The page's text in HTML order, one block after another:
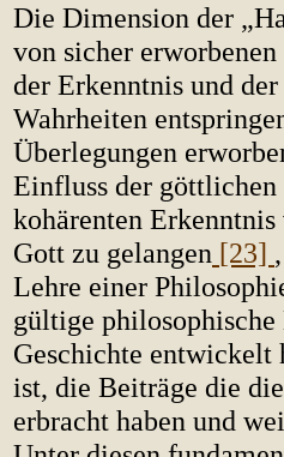
Die Dimension der
von sicher
der Erkenntnis und
Wahrheiten
Überlegungen
Einfluss der göttlichen
kohärenten
Gott zu gelangen [23]
Lehre einer
gültige
Geschichte
ist, die Beiträge die
erbracht haben und